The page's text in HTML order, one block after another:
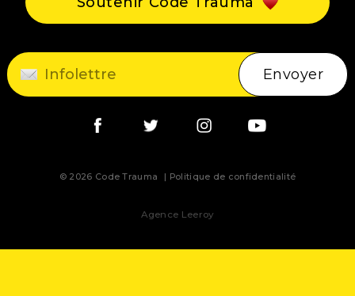
Contact
Envoyer
© 2026 Code Trauma Politique de confidentialité
Agence Leeroy